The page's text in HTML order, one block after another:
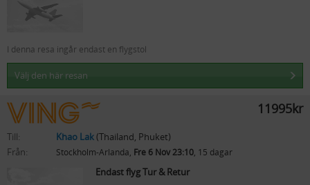
I denna resa ingår endast en flygstol
Välj den här resan
11995kr
Till: Khao Lak(Thailand, Phuket)
Från:
Stockholm-Arlanda, Fre 6 Nov 23:10, 15 dagar
Endast flyg Tur & Retur